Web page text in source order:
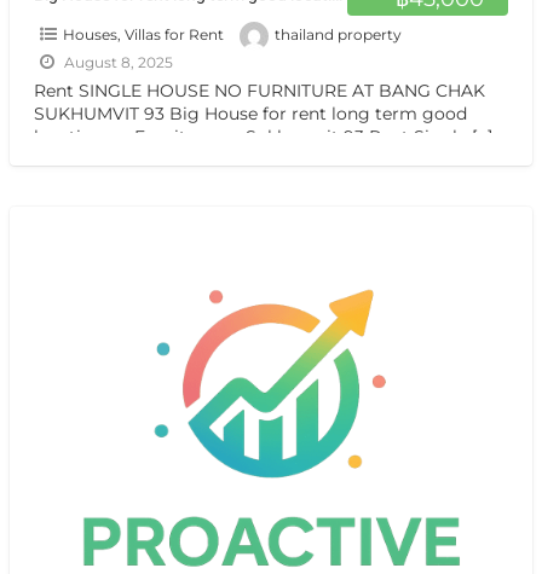
Houses, Villas for Rent
thailand property
August 8, 2025
Rent SINGLE HOUSE NO FURNITURE AT BANG CHAK
SUKHUMVIT 93 Big House for rent long term good
location no Furniture on Sukhumvit 93 Rent Single […]